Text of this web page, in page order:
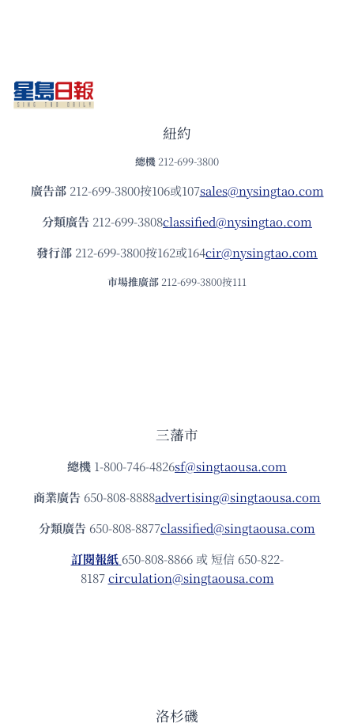
紐約
總機 212-699-3800
廣告部212-699-3800按106或107sales@nysingtao.com
分類廣告 212-699-3808classified@nysingtao.com
發⾏部 212-699-3800按162或164cir@nysingtao.com
市場推廣部 212-699-3800按111
三藩市
總機 1-800-746-4826sf@singtaousa.com
商業廣告 650-808-8888advertising@singtaousa.com
分類廣告 650-808-8877classified@singtaousa.com
訂閱報紙 650-808-8866 或 短信 650-822-
8187circulation@singtaousa.com
洛杉磯